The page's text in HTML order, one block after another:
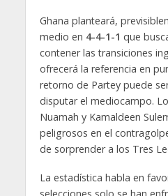
Ghana planteará,
medio en 4-4-1-1 que
contener las transiciones
ofrecerá la referencia en
retorno de Partey puede
disputar el mediocampo.
Nuamah y Kamaldeen
peligrosos en el
de sorprender a los Tres
La estadística habla en